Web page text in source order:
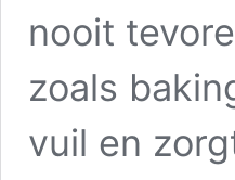
nooit
zoals
vuil en